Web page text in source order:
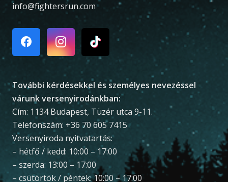
info@fightersrun.com
További kérdésekkel és személyes nevezéssel
várunk versenyirodánkban:
Cím: 1134 Budapest, Tüzér utca 9-11.
Telefonszám: +36 70 605 7415
Versenyiroda nyitvatartás:
– hétfő / kedd: 10:00 – 17:00
– szerda: 13:00 – 17:00
– csütörtök / péntek: 10:00 – 17:00